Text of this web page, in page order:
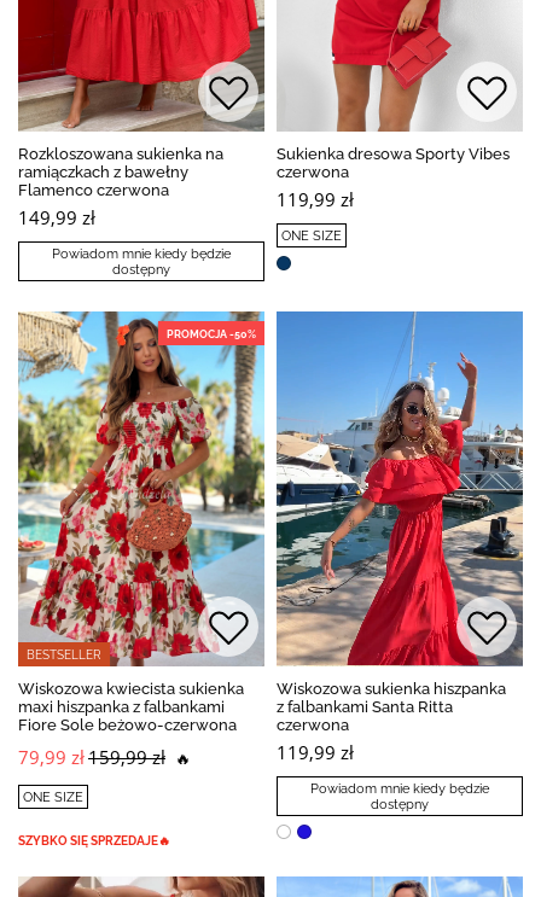
Rozkloszowana sukienka na
ramiączkach z bawełny
Flamenco czerwona
149,99 zł
Powiadom mnie kiedy będzie
dostępny
Sukienka dresowa Sporty Vibes
czerwona
119,99 zł
ONE SIZE
PROMOCJA -50%
BESTSELLER
Wiskozowa kwiecista sukienka
maxi hiszpanka z falbankami
Fiore Sole beżowo-czerwona
79,99 zł159,99 zł 🔥
ONE SIZE
SZYBKO SIĘ SPRZEDAJE🔥
Wiskozowa sukienka hiszpanka
z falbankami Santa Ritta
czerwona
119,99 zł
Powiadom mnie kiedy będzie
dostępny